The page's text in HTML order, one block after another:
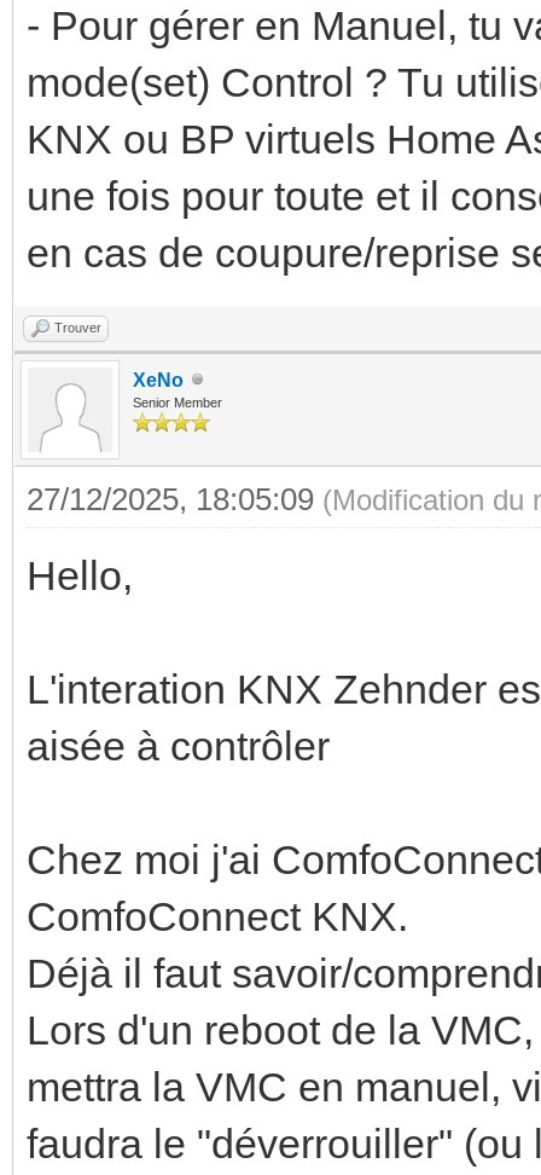
- Pour gérer en Manuel, tu
mode(set) Control ? Tu
KNX ou BP virtuels Home
une fois pour toute et il
en cas de coupure/reprise
Trouver
XeNo
Senior Member
27/12/2025, 18:05:09 (Modification du
Hello,
L'interation KNX Zehnder
aisée à contrôler
Chez moi j'ai
ComfoConnect KNX.
Déjà il faut savoir/
Lors d'un reboot de la
mettra la VMC en manuel,
faudra le "déverrouiller"